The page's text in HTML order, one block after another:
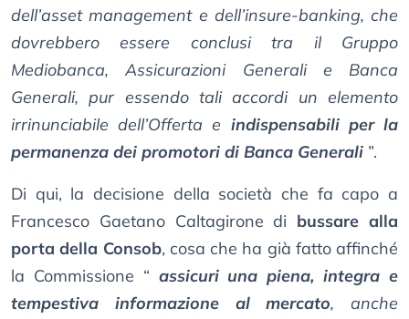
dell’asset management e dell’insure-banking, che
dovrebbero essere conclusi tra il Gruppo
Mediobanca, Assicurazioni Generali e Banca
Generali, pur essendo tali accordi un elemento
irrinunciabile dell’Offerta e indispensabili per la
permanenza dei promotori di Banca Generali ”.
Di qui, la decisione della società che fa capo a
Francesco Gaetano Caltagirone di bussare alla
porta della Consob, cosa che ha già fatto affinché
la Commissione “ assicuri una piena, integra e
tempestiva informazione al mercato, anche